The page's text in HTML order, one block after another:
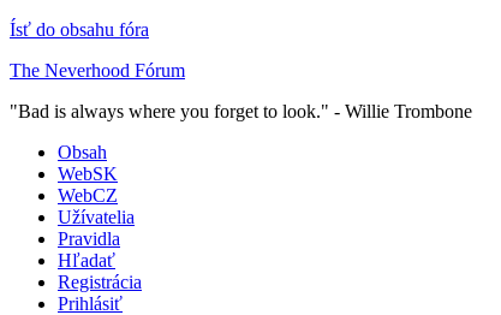
Ísť do obsahu fóra
The Neverhood Fórum
"Bad is always where you forget to look." - Willie Trombone
Obsah
WebSK
WebCZ
Užívatelia
Pravidla
Hľadať
Registrácia
Prihlásiť